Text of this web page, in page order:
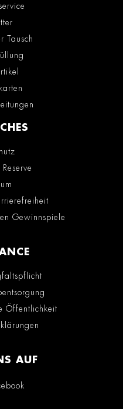
Tausch
Gewinnspiele
Öffentlichkeit
AUF